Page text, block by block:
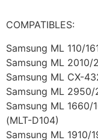
COMPATIBLES:
Samsung ML 110/
Samsung ML
Samsung ML CX-
Samsung ML
Samsung ML
(MLT-D104)
Samsung ML 1910/